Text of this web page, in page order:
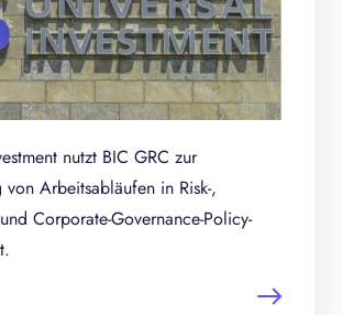
nutzt BIC GRC zur
Arbeitsabläufen in Risk-,
Corporate-Governance-Policy-